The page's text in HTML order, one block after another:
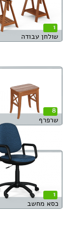
1
שולחן עבודה
8
שרפרף
1
כסא מחשב